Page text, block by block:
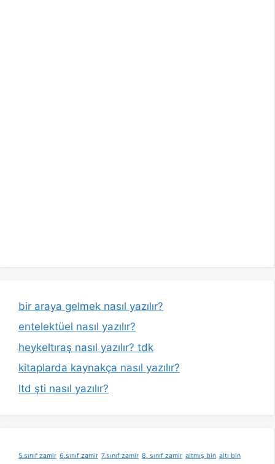
bir araya gelmek nasıl yazılır?
entelektüel nasıl yazılır?
heykeltıraş nasıl yazılır? tdk
kitaplarda kaynakça nasıl yazılır?
ltd şti nasıl yazılır?
5.sınıf zamir 6.sınıf zamir 7.sınıf zamir 8. sınıf zamir altmış bin altı bin